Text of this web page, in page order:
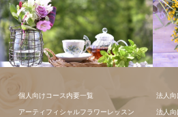
ンジメント
個人向けコース内要一覧
アーティフィシャルフラワーレッスン
法人向
法人向